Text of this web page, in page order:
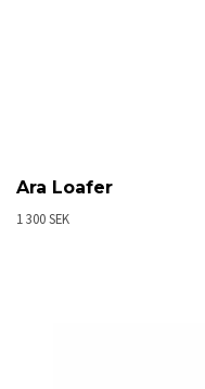
Ara Loafer
1 300 SEK